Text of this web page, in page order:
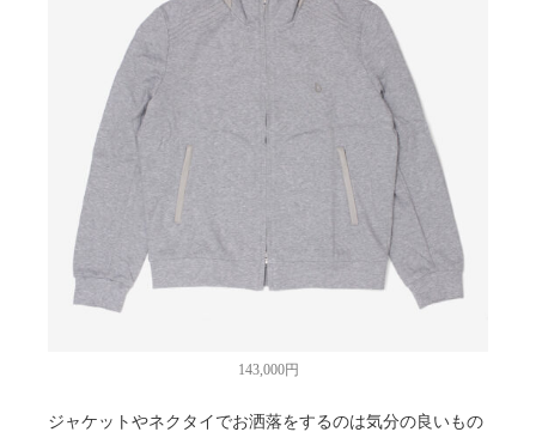
143,000円
ジャケットやネクタイでお洒落をするのは気分の良いもの